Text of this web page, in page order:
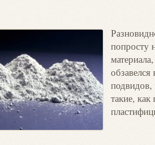
попросту
такие,